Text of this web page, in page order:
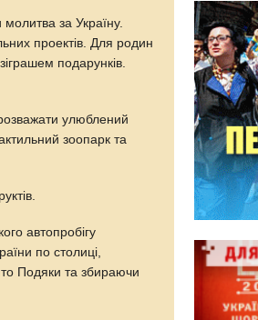
за Україну.
проектів. Для родин
подарунків.
улюблений
зоопарк та
автопробігу
по столиці,
Подяки та збираючи